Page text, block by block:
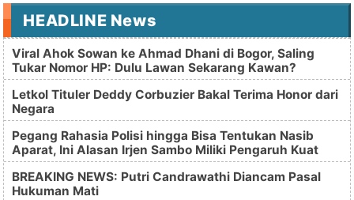
HEADLINE News
Viral Ahok Sowan ke Ahmad Dhani di Bogor, Saling
Tukar Nomor HP: Dulu Lawan Sekarang Kawan?
Letkol Tituler Deddy Corbuzier Bakal Terima Honor dari
Negara
Pegang Rahasia Polisi hingga Bisa Tentukan Nasib
Aparat, Ini Alasan Irjen Sambo Miliki Pengaruh Kuat
BREAKING NEWS: Putri Candrawathi Diancam Pasal
Hukuman Mati